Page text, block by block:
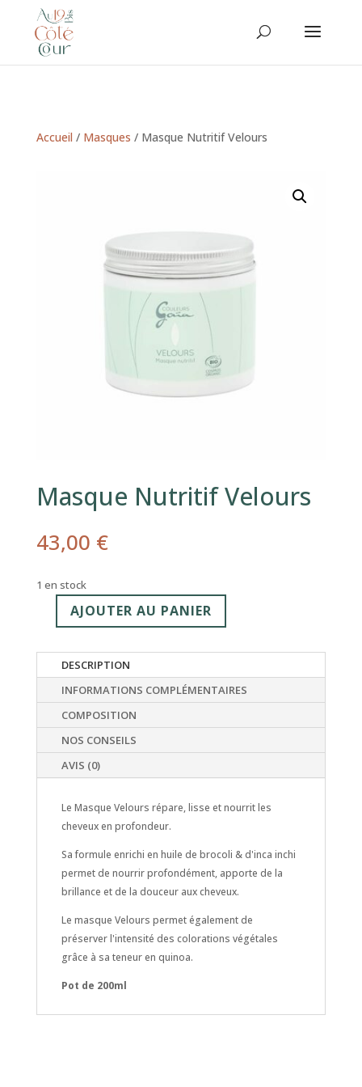
Accueil / Masques / Masque Nutritif Velours
Masque Nutritif Velours
43,00 €
1 en stock
quantité
Masque
Nutritif
Velours
AJOUTER AU PANIER
DESCRIPTION
INFORMATIONS COMPLÉMENTAIRES
COMPOSITION
NOS CONSEILS
AVIS (0)
Le Masque Velours répare, lisse et nourrit les
cheveux en profondeur.
Sa formule enrichi en huile de brocoli & d'inca inchi
permet de nourrir profondément, apporte de la
brillance et de la douceur aux cheveux.
Le masque Velours permet également de
préserver l'intensité des colorations végétales
grâce à sa teneur en quinoa.
Pot de 200ml